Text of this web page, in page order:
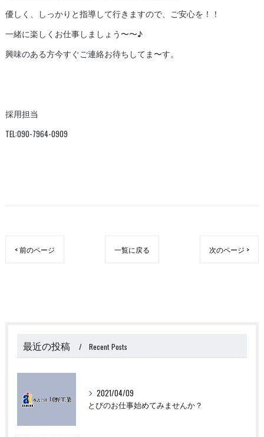
優しく、しっかりと指導して行きますので、ご安心を！！
一緒に楽しくお仕事しましょう〜〜♪
興味のある方今すぐご連絡お待ちしてま〜す。
採用担当
TEL:090-7964-0909
< 前のページ 一覧に戻る 次のページ >
最近の投稿 Recent Posts
2021/04/09
とびのお仕事始めてみませんか？